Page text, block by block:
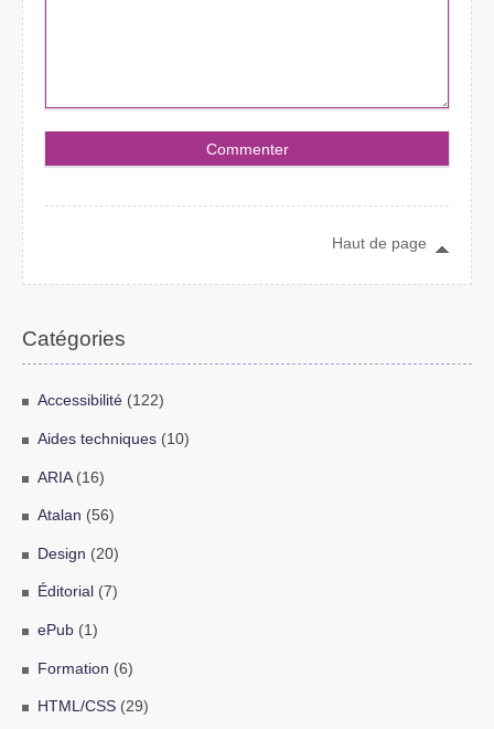
Haut de page
Catégories
Accessibilité(122)
Aides techniques(10)
ARIA(16)
Atalan (56)
Design (20)
Éditorial (7)
ePub(1)
Formation (6)
HTML/CSS(29)